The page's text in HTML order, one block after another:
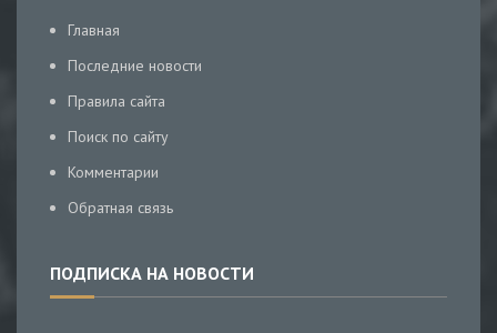
Главная
Последние новости
Правила сайта
Поиск по сайту
Комментарии
Обратная связь
ПОДПИСКА НА НОВОСТИ